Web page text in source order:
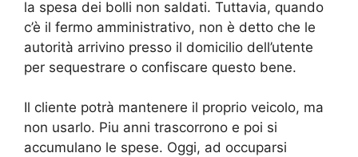
la spesa dei bolli non saldati. Tuttavia, quando
c’è il fermo amministrativo, non è detto che le
autorità arrivino presso il domicilio dell’utente
per sequestrare o confiscare questo bene.
Il cliente potrà mantenere il proprio veicolo, ma
non usarlo. Piu anni trascorrono e poi si
accumulano le spese. Oggi, ad occuparsi